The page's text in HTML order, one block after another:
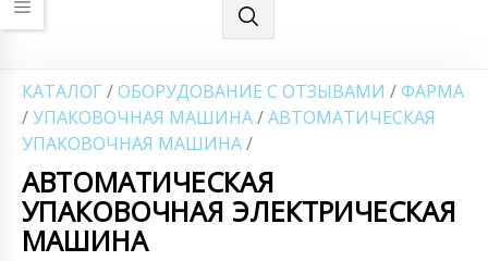
КАТАЛОГ /ОБОРУДОВАНИЕ С ОТЗЫВАМИ /ФАРМА
/УПАКОВОЧНАЯ МАШИНА/АВТОМАТИЧЕСКАЯ
УПАКОВОЧНАЯ МАШИНА/
АВТОМАТИЧЕСКАЯ
УПАКОВОЧНАЯ ЭЛЕКТРИЧЕСКАЯ
МАШИНА